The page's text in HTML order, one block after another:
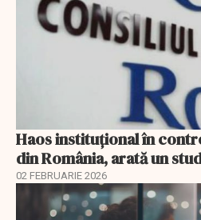
Haos instituțional în
din România, arată un
02 FEBRUARIE 2026